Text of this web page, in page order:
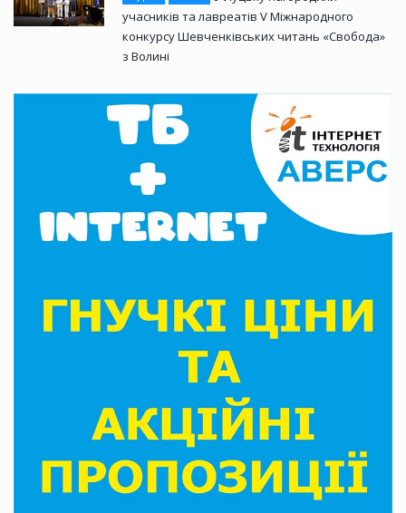
учасників та лавреатів V Міжнародного
конкурсу Шевченківських читань «Свобода»
з Волині